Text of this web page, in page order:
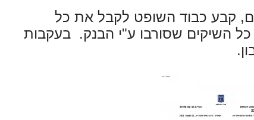
קבע כבוד השופט לקבל את כל
כל השיקים שסורבו ע"י הבנק. בעקבות